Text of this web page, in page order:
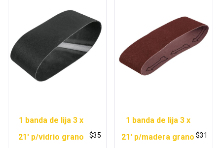
1 banda de lija 3 x
21′ p/vidrio grano
$35
1 banda de lija 3 x
21′ p/madera grano $31